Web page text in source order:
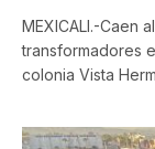
MEXICALI.-Caen
transformadores
colonia Vista